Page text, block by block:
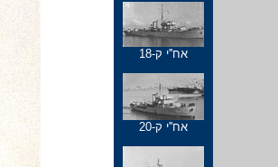
אח''י ק-18
אח''י ק-20